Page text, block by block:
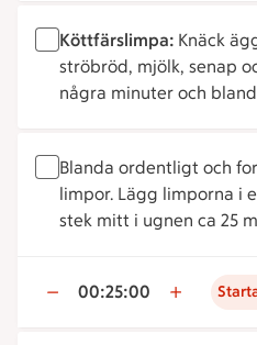
Köttfärslimpa: Knäck
ströbröd, mjölk, senap
några minuter och
Blanda ordentligt och
limpor. Lägg limporna i
stek mitt i ugnen ca 25
00:25:00